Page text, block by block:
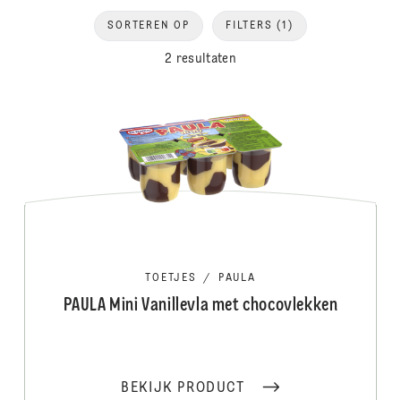
2 resultaten
SORTEREN OP FILTERS (1)
TOETJES / PAULA
PAULA Mini Vanillevla met chocovlekken
BEKIJK PRODUCT